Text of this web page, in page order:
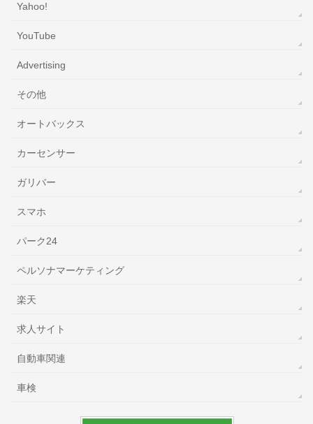
Yahoo!
YouTube
‎Advertising
その他
オートバックス
カーセンサー
ガリバー
スマホ
パーク24
ペルソナマーケティング
楽天
求人サイト
自動車関連
車検